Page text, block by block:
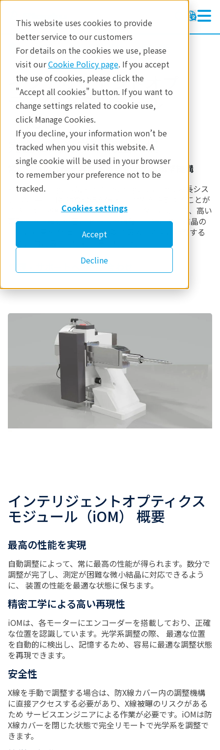
This website uses cookies to provide
better service to our customers
For details on the cookies we use, please
visit ourCookie Policy page. If you accept
the use of cookies, please click the
"Accept all cookies" button. If you want to
change settings related to cookie use,
click Manage Cookies.
If you decline, your information won’t be
tracked when you visit this website. A
single cookie will be used in your browser
to remember your preference not to be
tracked.
Cookies settings
Accept
Decline
製品 単結晶構造解析 X線回折
インテリジェントオプ
ティクス モジュール
（iOM）
完全自動光学系調整機構
常に最高の性能を実現する自動光学系調整機構
XtaLAB Synergy-DW, XtaLAB SynergyCustom(2波長シス
テム)は完全自動調整機構を備えた iOM を搭載することが
できます。各軸に搭載された エンコーダーによって、高い
再現性で正確な位置に ビームを調整し、特に微小結晶の
測定に効果を 発揮します。自動で最大の強度に調整する
ため、 常に最高の性能が得られます。
修理・サポートへの問い合わせ
インテリジェントオプティクス
モジュール（iOM） 概要
最高の性能を実現
自動調整によって、常に最高の性能が得られます。数分で
調整が完了し、測定が困難な微小結晶に対応できるよう
に、 装置の性能を最適な状態に保ちます。
精密工学による高い再現性
iOMは、各モーターにエンコーダーを搭載しており、正確
な位置を認識しています。光学系調整の際、 最適な位置
を自動的に検出し、記憶するため、容易に最適な調整状態
を再現できます。
安全性
X線を手動で調整する場合は、防X線カバー内の調整機構
に直接アクセスする必要があり、X線被曝のリスクがある
ため サービスエンジニアによる作業が必要です。iOMは防
X線カバーを閉じた状態で完全リモートで光学系を調整で
きます。